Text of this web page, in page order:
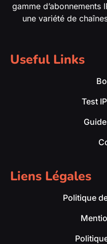
gamme d’abonnements
une variété de
Useful Links
Test
Liens Légales
Politique